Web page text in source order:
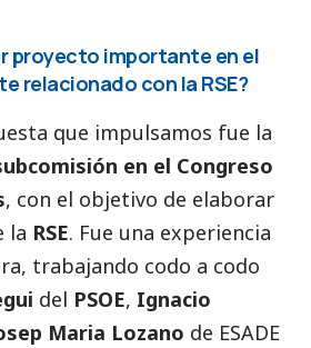
proyecto importante en el
relacionado con la RSE?
que impulsamos fue la
en el Congreso
, con el objetivo de elaborar
la RSE. Fue una experiencia
trabajando codo a codo
del PSOE, Ignacio
Maria Lozano de ESADE